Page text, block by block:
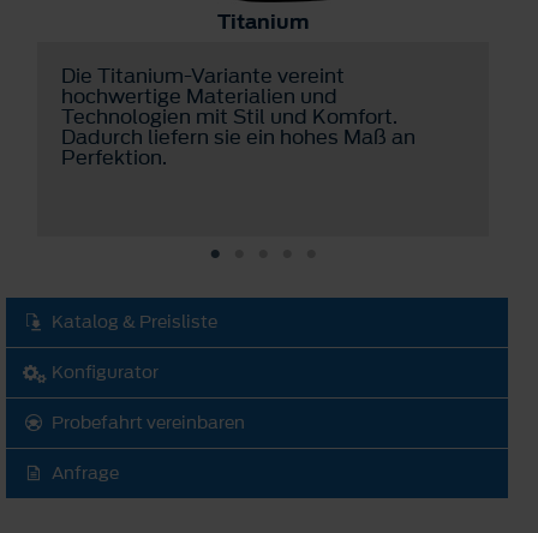
Titanium
Die Titanium-Variante vereint
hochwertige Materialien und
Technologien mit Stil und Komfort.
Dadurch liefern sie ein hohes Maß an
Perfektion.
Katalog & Preisliste
Konfigurator
Probefahrt vereinbaren
Anfrage